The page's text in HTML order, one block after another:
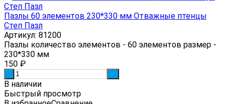
Пазлы 60 элементов 230*330 мм Отважные птенцы
Степ Пазл
Артикул: 81200
Пазлы количество элементов - 60 элементов размер -
230*330 мм
150 ₽
В наличии
Быстрый просмотр